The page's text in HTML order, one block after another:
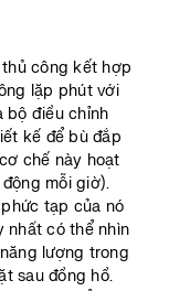
công kết hợp
lặp phút với
bộ điều chỉnh
kế để bù đắp
chế này hoạt
mỗi giờ).
tạp của nó
nhất có thể nhìn
lượng trong
sau đồng hồ.